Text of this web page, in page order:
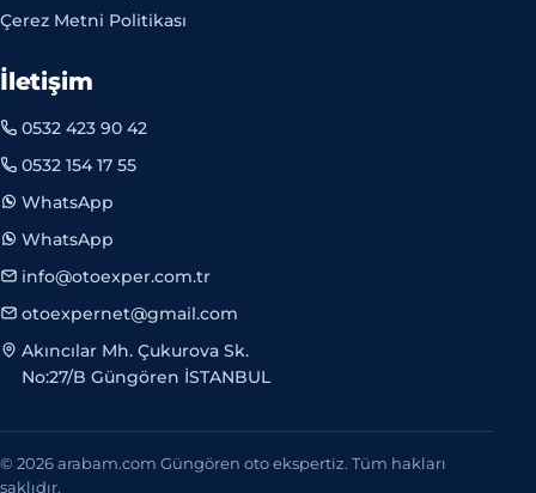
Çerez Metni Politikası
İletişim
0532 423 90 42
0532 154 17 55
WhatsApp
WhatsApp
info@otoexper.com.tr
otoexpernet@gmail.com
Akıncılar Mh. Çukurova Sk.
No:27/B Güngören İSTANBUL
© 2026 arabam.com Güngören oto ekspertiz. Tüm hakları
saklıdır.